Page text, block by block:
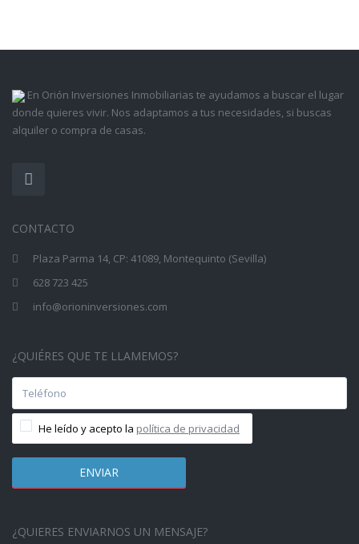
En Orión Inversiones Inmobiliarias te ayudamos a buscar el lugar
donde quieres vivir. Nos adaptamos a tus necesidades, si buscas
alquiler o compra de casas.
CONTACTO
Plaza Parma 14, CP: 41089, Montequinto (Sevilla)
628 723 425
info@orioninversiones.com
¿QUIÉRES QUE TE LLAMEMOS?
He leído y acepto la política de privacidad
¿QUIERES ENVIARNOS UN MENSAJE?